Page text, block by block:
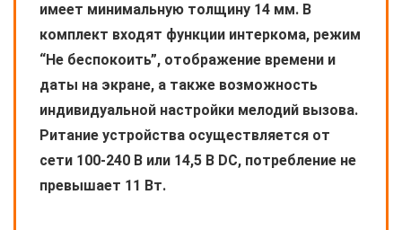
имеет минимальную толщину 14 мм. В
комплект входят функции интеркома, режим
“Не беспокоить”, отображение времени и
даты на экране, а также возможность
индивидуальной настройки мелодий вызова.
Pитание устройства осуществляется от
сети 100-240 В или 14,5 В DC, потребление не
превышает 11 Вт.